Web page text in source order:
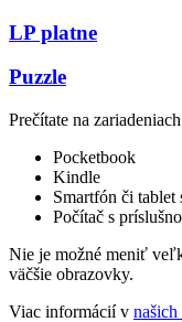
LP platne
Puzzle
Prečítate na
Pocketbook
Kindle
Smartfón či tablet
Počítač s
Nie je možné meniť
väčšie obrazovky.
Viac informácií v našich